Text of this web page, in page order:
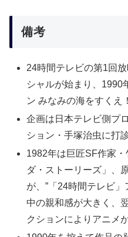
備考
24時間テレビの第1回
シャルが始まり、1990
ン みなみの海をすくえ
企画は日本テレビ側プ
ション・手塚治虫に打
1982年は巨匠SF作家
ダ・ストーリーズ」、
が、”「24時間テレビ
中の親和感が大きく、
クションによりアニメ